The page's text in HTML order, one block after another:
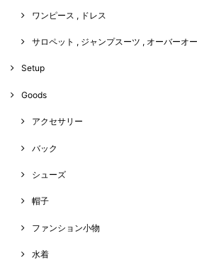
ワンピース , ドレス
サロペット , ジャンプスーツ , オーバーオ
Setup
Goods
アクセサリー
バック
シューズ
帽子
ファンション小物
水着